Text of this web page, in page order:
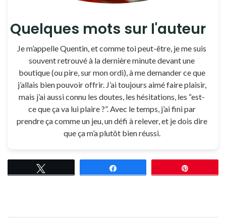
Quelques mots sur l'auteur
Je m’appelle Quentin, et comme toi peut-être, je me suis
souvent retrouvé à la dernière minute devant une
boutique (ou pire, sur mon ordi), à me demander ce que
j’allais bien pouvoir offrir. J’ai toujours aimé faire plaisir,
mais j’ai aussi connu les doutes, les hésitations, les “est-
ce que ça va lui plaire ?”. Avec le temps, j’ai fini par
prendre ça comme un jeu, un défi à relever, et je dois dire
que ça m’a plutôt bien réussi.